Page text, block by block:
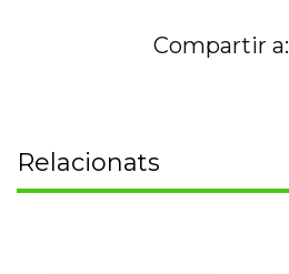
Compartir a:
Relacionats